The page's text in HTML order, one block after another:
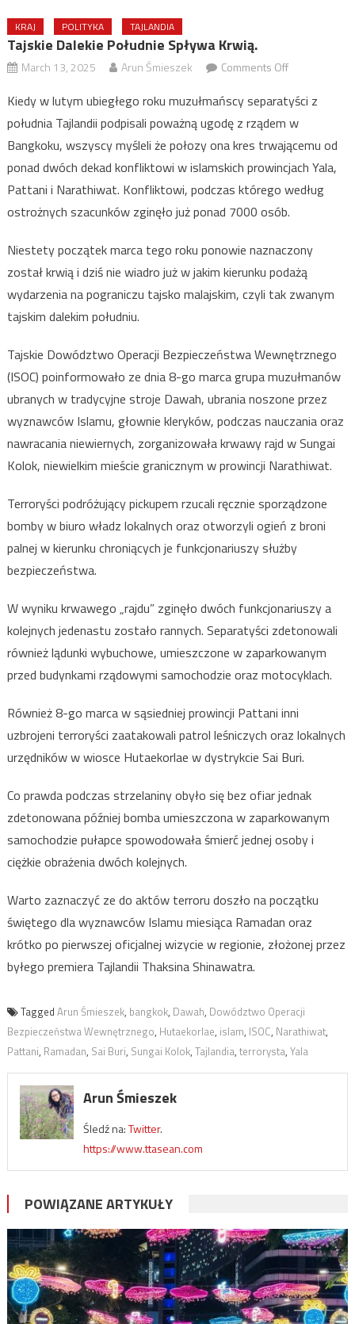
KRAJ POLITYKA TAJLANDIA
Tajskie Dalekie Południe Spływa Krwią.
March 13, 2025 Arun Śmieszek Comments Offon
Dalekie
Południe
spływa
krwią.
Kiedy w lutym ubiegłego roku muzułmańscy separatyści z
południa Tajlandii podpisali poważną ugodę z rządem w
Bangkoku, wszyscy myśleli że połozy ona kres trwającemu od
ponad dwóch dekad konfliktowi w islamskich prowincjach Yala,
Pattani i Narathiwat. Konfliktowi, podczas którego według
ostrożnych szacunków zginęło już ponad 7000 osób.
Niestety początek marca tego roku ponowie naznaczony
został krwią i dziś nie wiadro już w jakim kierunku podażą
wydarzenia na pograniczu tajsko malajskim, czyli tak zwanym
tajskim dalekim południu.
Tajskie Dowództwo Operacji Bezpieczeństwa Wewnętrznego
(ISOC) poinformowało ze dnia 8-go marca grupa muzułmanów
ubranych w tradycyjne stroje Dawah, ubrania noszone przez
wyznawców Islamu, głownie kleryków, podczas nauczania oraz
nawracania niewiernych, zorganizowała krwawy rajd w Sungai
Kolok, niewielkim mieście granicznym w prowincji Narathiwat.
Terroryści podróżujący pickupem rzucali ręcznie sporządzone
bomby w biuro władz lokalnych oraz otworzyli ogień z broni
palnej w kierunku chroniących je funkcjonariuszy służby
bezpieczeństwa.
W wyniku krwawego „rajdu” zginęło dwóch funkcjonariuszy a
kolejnych jedenastu zostało rannych. Separatyści zdetonowali
również lądunki wybuchowe, umieszczone w zaparkowanym
przed budynkami rządowymi samochodzie oraz motocyklach.
Również 8-go marca w sąsiedniej prowincji Pattani inni
uzbrojeni terroryści zaatakowali patrol leśniczych oraz lokalnych
urzędników w wiosce Hutaekorlae w dystrykcie Sai Buri.
Co prawda podczas strzelaniny obyło się bez ofiar jednak
zdetonowana później bomba umieszczona w zaparkowanym
samochodzie pułapce spowodowała śmierć jednej osoby i
ciężkie obrażenia dwóch kolejnych.
Warto zaznaczyć ze do aktów terroru doszło na początku
świętego dla wyznawców Islamu miesiąca Ramadan oraz
krótko po pierwszej oficjalnej wizycie w regionie, złożonej przez
byłego premiera Tajlandii Thaksina Shinawatra.
Tagged Arun Śmieszek, bangkok, Dawah, Dowództwo Operacji
Bezpieczeństwa Wewnętrznego, Hutaekorlae, islam, ISOC, Narathiwat,
Pattani, Ramadan, Sai Buri, Sungai Kolok, Tajlandia, terrorysta, Yala
Arun Śmieszek
Śledź na:Twitter.
https://www.ttasean.com
POWIĄZANE ARTYKUŁY